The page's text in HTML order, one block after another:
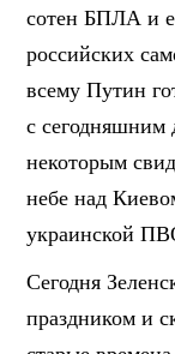
сотен БПЛА и
российских
всему Путин
с сегодняшним
некоторым
небе над
украинской
Сегодня
праздником и